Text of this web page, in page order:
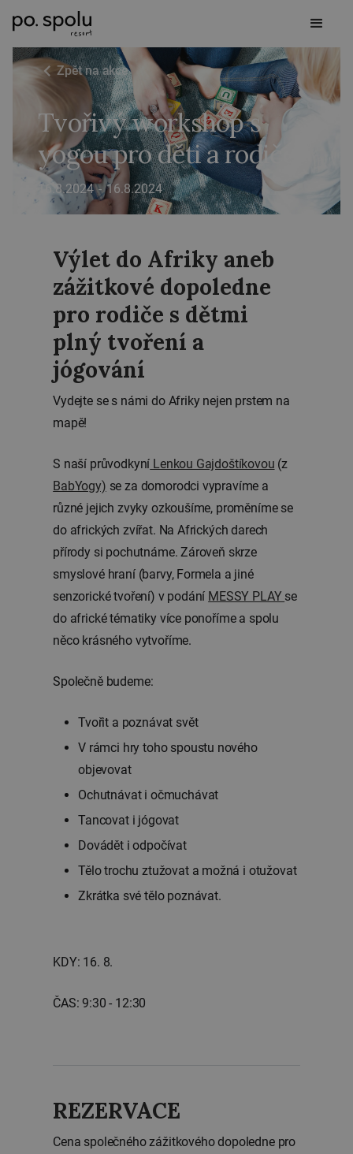
Zpět na akce
Tvořivý workshop s
yogou pro děti a rodiče
16.8.2024 - 16.8.2024
Výlet do Afriky aneb
zážitkové dopoledne
pro rodiče s dětmi
plný tvoření a
jógování
Vydejte se s námi do Afriky nejen prstem na
mapě!
S naší průvodkyní Lenkou Gajdoštíkovou (z
BabYogy) se za domorodci vypravíme a
různé jejich zvyky ozkoušíme, proměníme se
do afrických zvířat. Na Afrických darech
přírody si pochutnáme. Zároveň skrze
smyslové hraní (barvy, Formela a jiné
senzorické tvoření) v podání MESSY PLAY se
do africké tématiky více ponoříme a spolu
něco krásného vytvoříme.
Společně budeme:
Tvořit a poznávat svět
V rámci hry toho spoustu nového
objevovat
Ochutnávat i očmuchávat
Tancovat i jógovat
Dovádět i odpočívat
Tělo trochu ztužovat a možná i otužovat
Zkrátka své tělo poznávat.
KDY: 16. 8.
ČAS: 9:30 - 12:30
REZERVACE
Cena společného zážitkového dopoledne pro